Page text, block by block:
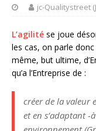
jc-Qualitystreet
L’agilité se joue
les cas, on parle
même, but ultime,
qu’a l’Entreprise de :
créer de la valeur
et en s’adaptant -